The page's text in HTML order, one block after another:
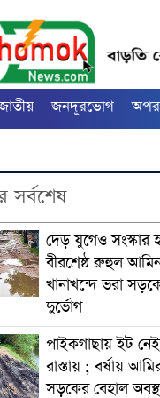
জনদূরভোগ
দেড় যুগেও সংস্কার
বীরশ্রেষ্ঠ রুহুল
খানাখন্দে ভরা
দুর্ভোগ
পাইকগাছায় ইট
রাস্তায় ; বর্ষায়
সড়কের বেহাল